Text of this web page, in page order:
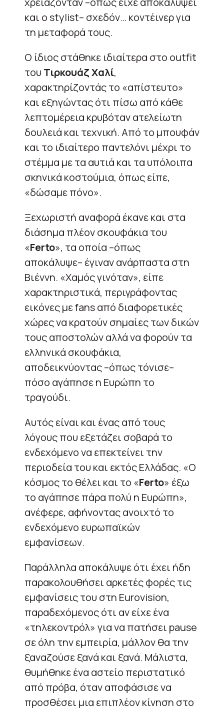
και ο stylist– σχεδόν… κοντέινερ για
τη μεταφορά τους.
Ο ίδιος στάθηκε ιδιαίτερα στο outfit
του Τιρκουάζ Χαλί,
χαρακτηρίζοντάς το «απίστευτο»
και εξηγώντας ότι πίσω από κάθε
λεπτομέρεια κρυβόταν ατελείωτη
δουλειά και τεχνική. Από το μπουφάν
και το ιδιαίτερο παντελόνι μέχρι το
στέμμα με τα αυτιά και τα υπόλοιπα
σκηνικά κοστούμια, όπως είπε,
«δώσαμε πόνο».
Ξεχωριστή αναφορά έκανε και στα
διάσημα πλέον σκουφάκια του
«Ferto», τα οποία –όπως
αποκάλυψε– έγιναν ανάρπαστα στη
Βιέννη. «Χαμός γινόταν», είπε
χαρακτηριστικά, περιγράφοντας
εικόνες με fans από διαφορετικές
χώρες να κρατούν σημαίες των δικών
τους αποστολών αλλά να φορούν τα
ελληνικά σκουφάκια,
αποδεικνύοντας –όπως τόνισε–
πόσο αγάπησε η Ευρώπη το
τραγούδι.
Αυτός είναι και ένας από τους
λόγους που εξετάζει σοβαρά το
ενδεχόμενο να επεκτείνει την
περιοδεία του και εκτός Ελλάδας. «Ο
κόσμος το θέλει και το «Ferto» έξω
το αγάπησε πάρα πολύ η Ευρώπη»,
ανέφερε, αφήνοντας ανοιχτό το
ενδεχόμενο ευρωπαϊκών
εμφανίσεων.
Παράλληλα αποκάλυψε ότι έχει ήδη
παρακολουθήσει αρκετές φορές τις
εμφανίσεις του στη Eurovision,
παραδεχόμενος ότι αν είχε ένα
«τηλεκοντρόλ» για να πατήσει pause
σε όλη την εμπειρία, μάλλον θα την
ξαναζούσε ξανά και ξανά. Μάλιστα,
θυμήθηκε ένα αστείο περιστατικό
από πρόβα, όταν αποφάσισε να
προσθέσει μια επιπλέον κίνηση στο